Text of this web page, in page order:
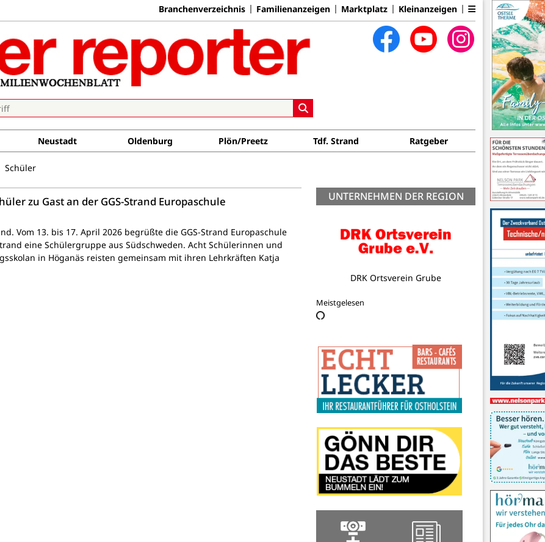
Branchenverzeichnis Familienanzeigen Marktplatz Kleinanzeigen
Neustadt Oldenburg Plön/Preetz Tdf. Strand Ratgeber
Schüler
zu Gast an der GGS-Strand Europaschule
Vom 13. bis 17. April 2026 begrüßte die GGS-Strand Europaschule
eine Schülergruppe aus Südschweden. Acht Schülerinnen und
in Höganäs reisten gemeinsam mit ihren Lehrkräften Katja
UNTERNEHMEN DER REGION
Pelzerhaken e.V.
Meistgelesen